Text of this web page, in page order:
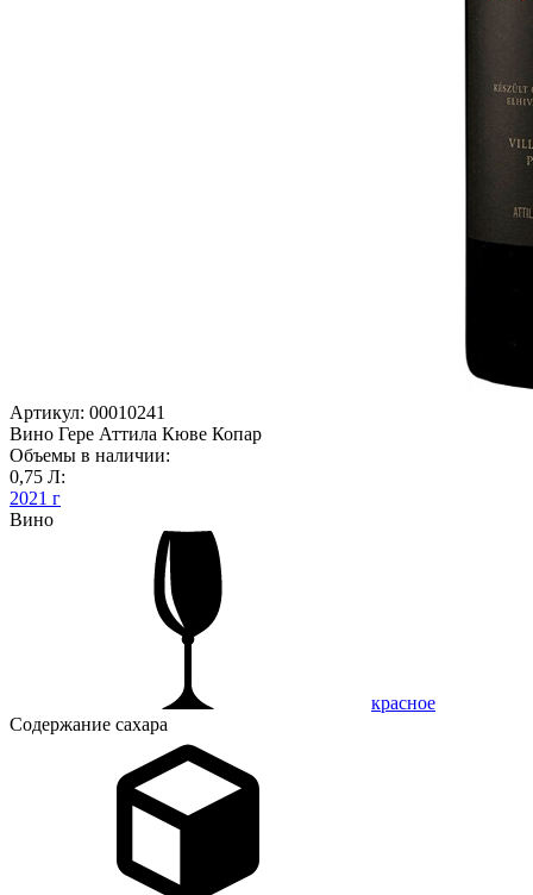
Артикул: 00010241
Вино Гере Аттила Кюве Копар
Объемы в наличии:
0,75 Л:
2021 г
Вино
красное
Содержание сахара